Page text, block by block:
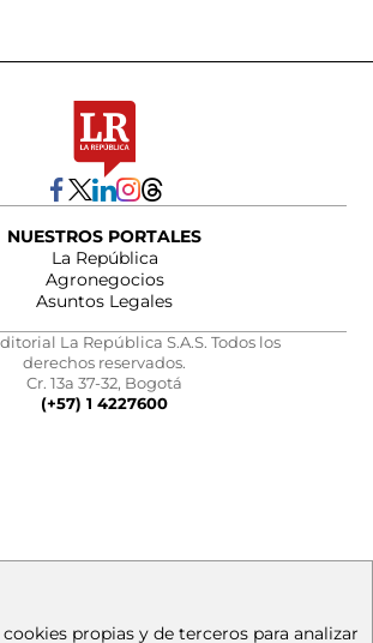
NUESTROS PORTALES
La República
Agronegocios
Asuntos Legales
La República S.A.S. Todos los
derechos reservados.
Cr. 13a 37-32, Bogotá
(+57) 1 4227600
propias y de terceros para analizar